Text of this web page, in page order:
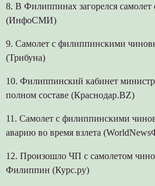
8. В Филиппинах загорелся
(ИнфоСМИ)
9. Самолет с филиппинскими
(Трибуна)
10. Филиппинский кабинет
полном составе (Краснодар.BZ)
11. Самолет с филиппинскими
аварию во время взлета
12. Произошло ЧП с самолетом
Филиппин (Курс.ру)